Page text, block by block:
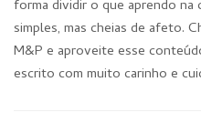
forma dividir o que aprendo na
simples, mas cheias de afeto.
M&P e aproveite esse
escrito com muito carinho e